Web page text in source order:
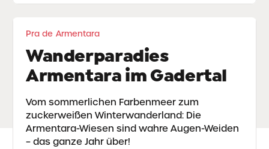
Pra de Armentara
Wanderparadies
Armentara im Gadertal
Vom sommerlichen Farbenmeer zum
zuckerweißen Winterwanderland: Die
Armentara-Wiesen sind wahre Augen-Weiden
– das ganze Jahr über!